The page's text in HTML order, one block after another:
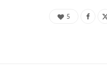
5